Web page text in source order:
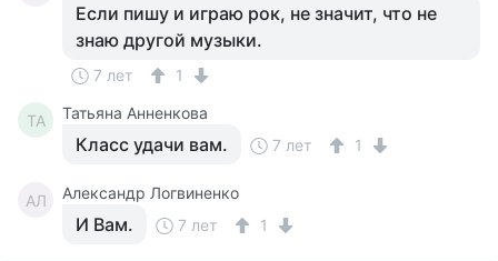
Если пишу и играю рок, не значит, что не
знаю другой музыки.
7 лет 1
ТА Татьяна Анненкова
Класс удачи вам. 7 лет 1
АЛ Александр Логвиненко
И Вам. 7 лет 1